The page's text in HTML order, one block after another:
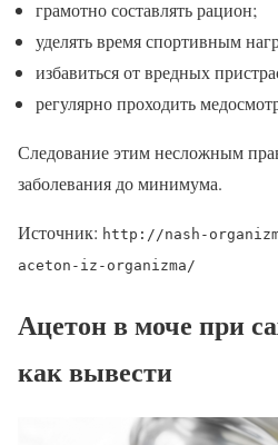
грамотно составлять рацион;
уделять время спортивным
избавиться от вредных
регулярно проходить
Следование этим несложным
заболевания до минимума.
Источник: http://nash-
aceton-iz-organizma/
Ацетон в моче при
как вывести